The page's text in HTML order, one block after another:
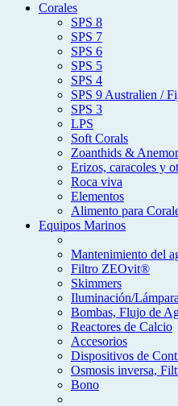
Corales
SPS 8
SPS 7
SPS 6
SPS 5
SPS 4
SPS 9 Australien /
SPS 3
LPS
Soft Corals
Zoanthids &
Erizos, caracoles y
Roca viva
Elementos
Alimento para
Equipos Marinos
Mantenimiento del
Filtro ZEOvit®
Skimmers
Iluminación/
Bombas, Flujo de
Reactores de Calcio
Accesorios
Dispositivos de
Osmosis inversa,
Bono